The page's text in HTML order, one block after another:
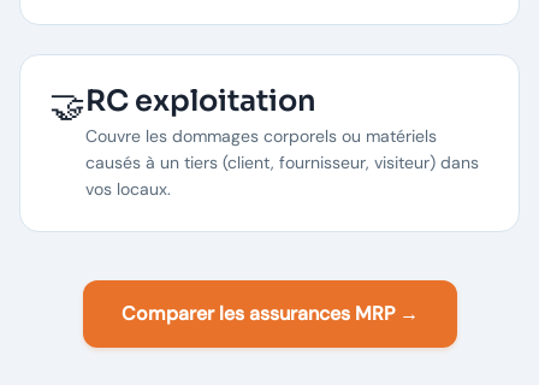
🤝RC exploitation
Couvre les dommages corporels ou matériels
causés à un tiers (client, fournisseur, visiteur) dans
vos locaux.
Comparer les assurances MRP →